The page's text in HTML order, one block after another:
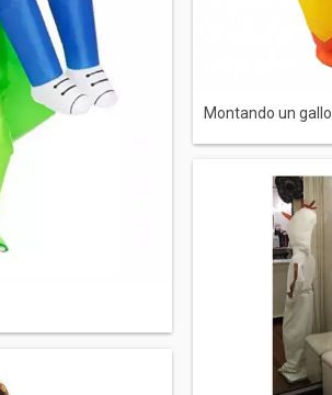
Montando un gallo